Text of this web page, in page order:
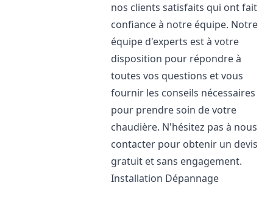
nos clients satisfaits qui ont fait
confiance à notre équipe. Notre
équipe d'experts est à votre
disposition pour répondre à
toutes vos questions et vous
fournir les conseils nécessaires
pour prendre soin de votre
chaudière. N'hésitez pas à nous
contacter pour obtenir un devis
gratuit et sans engagement.
Installation Dépannage